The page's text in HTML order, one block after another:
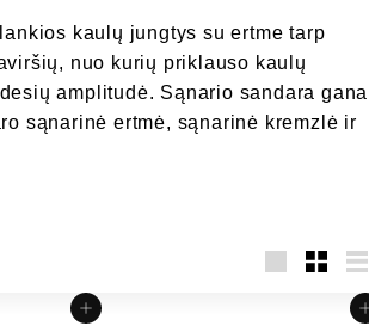
kaulų jungtys su ertme tarp
nuo kurių priklauso kaulų
amplitudė. Sąnario sandara gana
sąnarinė ertmė, sąnarinė kremzlė ir
Įdėti į krepšelį Įdėti